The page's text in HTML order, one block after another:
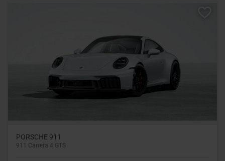
PORSCHE 911
911 Carrera 4 GTS